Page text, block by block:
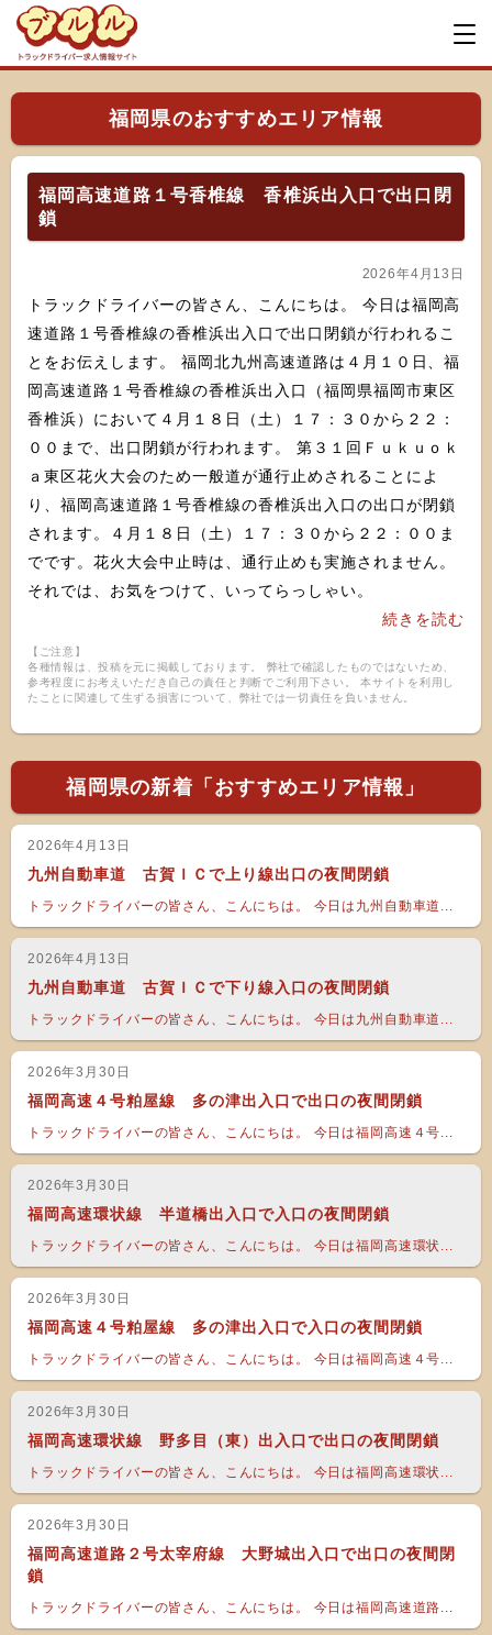
福岡県のおすすめエリア情報
福岡高速道路１号香椎線 香椎浜出入口で出口閉
鎖
2026年4月13日
トラックドライバーの皆さん、こんにちは。 今日は福岡高
速道路１号香椎線の香椎浜出入口で出口閉鎖が行われるこ
とをお伝えします。 福岡北九州高速道路は４月１０日、福
岡高速道路１号香椎線の香椎浜出入口（福岡県福岡市東区
香椎浜）において４月１８日（土）１７：３０から２２：
００まで、出口閉鎖が行われます。 第３１回Ｆｕｋｕｏｋ
ａ東区花火大会のため一般道が通行止めされることによ
り、福岡高速道路１号香椎線の香椎浜出入口の出口が閉鎖
されます。４月１８日（土）１７：３０から２２：００ま
でです。花火大会中止時は、通行止めも実施されません。
それでは、お気をつけて、いってらっしゃい。
続きを読む
【ご注意】
各種情報は、投稿を元に掲載しております。 弊社で確認したものではないため、
参考程度にお考えいただき自己の責任と判断でご利用下さい。 本サイトを利用し
たことに関連して生ずる損害について、弊社では一切責任を負いません。
福岡県の新着「おすすめエリア情報」
2026年4月13日
九州自動車道 古賀ＩＣで上り線出口の夜間閉鎖
トラックドライバーの皆さん、こんにちは。 今日は九州自動車道...
2026年4月13日
九州自動車道 古賀ＩＣで下り線入口の夜間閉鎖
トラックドライバーの皆さん、こんにちは。 今日は九州自動車道...
2026年3月30日
福岡高速４号粕屋線 多の津出入口で出口の夜間閉鎖
トラックドライバーの皆さん、こんにちは。 今日は福岡高速４号...
2026年3月30日
福岡高速環状線 半道橋出入口で入口の夜間閉鎖
トラックドライバーの皆さん、こんにちは。 今日は福岡高速環状...
2026年3月30日
福岡高速４号粕屋線 多の津出入口で入口の夜間閉鎖
トラックドライバーの皆さん、こんにちは。 今日は福岡高速４号...
2026年3月30日
福岡高速環状線 野多目（東）出入口で出口の夜間閉鎖
トラックドライバーの皆さん、こんにちは。 今日は福岡高速環状...
2026年3月30日
福岡高速道路２号太宰府線 大野城出入口で出口の夜間閉
鎖
トラックドライバーの皆さん、こんにちは。 今日は福岡高速道路...